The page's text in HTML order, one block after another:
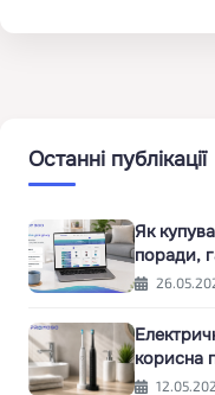
Останні публікації
Як
поради,
корисна